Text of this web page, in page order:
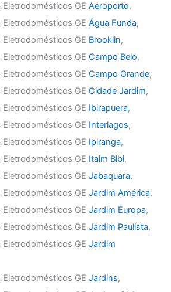
Eletrodomésticos GEAeroporto,
Eletrodomésticos GEÁgua Funda,
GE Brooklin,
Eletrodomésticos GECampo Belo,
Eletrodomésticos GECampo Grande,
Eletrodomésticos GECidade Jardim,
GE Ibirapuera,
GE Interlagos,
GE Ipiranga,
GE Itaim Bibi,
Eletrodomésticos GEJabaquara,
Eletrodomésticos GEJardim América,
Eletrodomésticos GEJardim Europa,
Eletrodomésticos GEJardim Paulista,
Eletrodomésticos GEJardim
Eletrodomésticos GEJardins,